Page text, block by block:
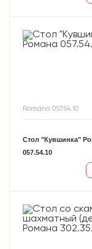
Romana 057.54.10
Стол "Кувшинка"
057.54.10